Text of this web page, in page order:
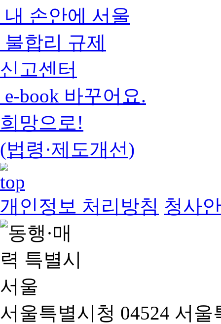
내 손안에 서울
불합리 규제
신고센터
e-book 바꾸어요.
희망으로!
(법령·제도개선)
개인정보 처리방침 청사
서울특별시청 04524 서